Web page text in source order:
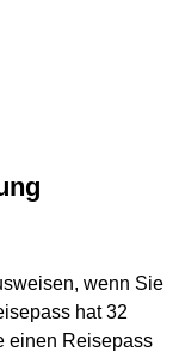
wenn Sie
hat 32
einen Reisepass